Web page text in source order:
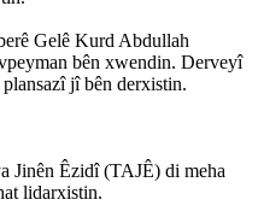
Gelê Kurd Abdullah
bên xwendin. Derveyî
jî bên derxistin.
Jinên Êzidî (TAJÊ) di meha
lidarxistin.